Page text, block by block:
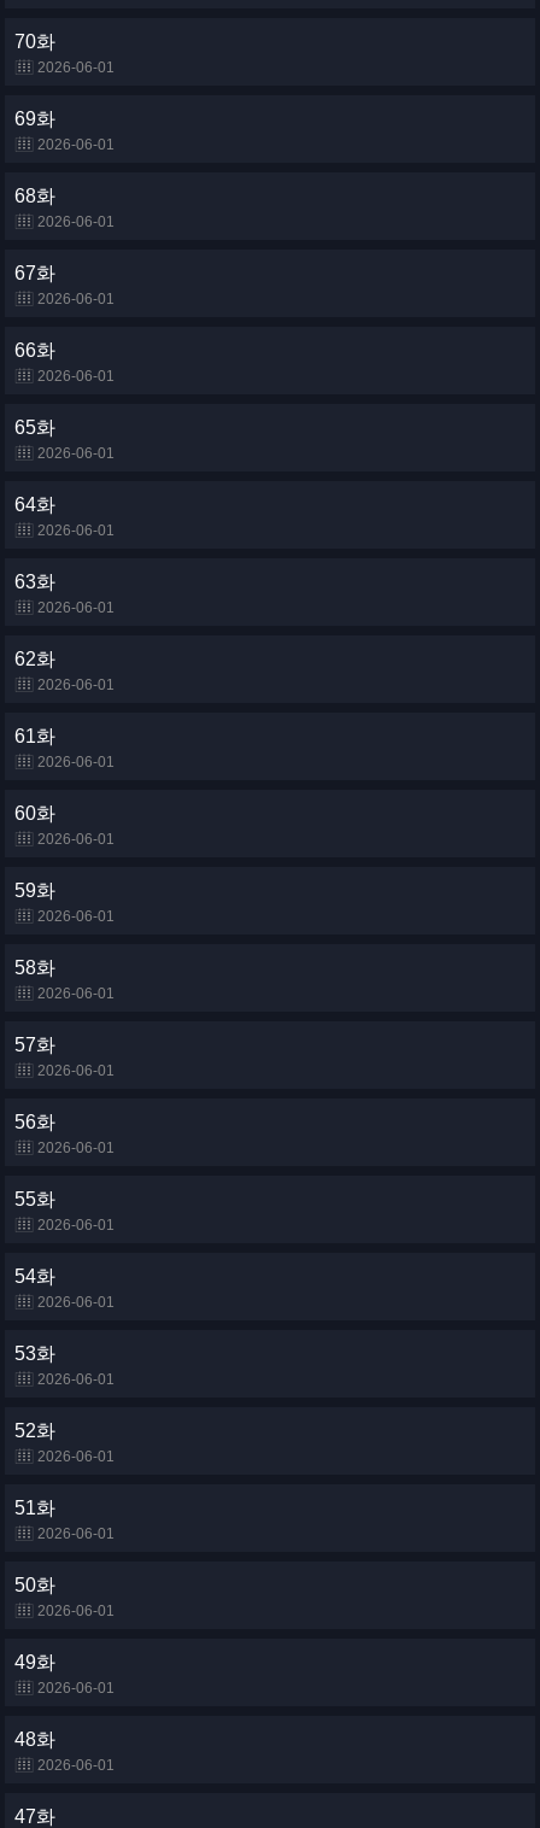
70화
2026-06-01
69화
2026-06-01
68화
2026-06-01
67화
2026-06-01
66화
2026-06-01
65화
2026-06-01
64화
2026-06-01
63화
2026-06-01
62화
2026-06-01
61화
2026-06-01
60화
2026-06-01
59화
2026-06-01
58화
2026-06-01
57화
2026-06-01
56화
2026-06-01
55화
2026-06-01
54화
2026-06-01
53화
2026-06-01
52화
2026-06-01
51화
2026-06-01
50화
2026-06-01
49화
2026-06-01
48화
2026-06-01
47화